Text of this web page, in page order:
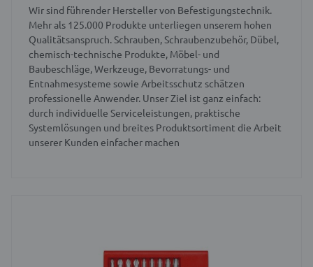
Wir sind führender Hersteller von Befestigungstechnik.
Mehr als 125.000 Produkte unterliegen unserem hohen
Qualitätsanspruch. Schrauben, Schraubenzubehör, Dübel,
chemisch-technische Produkte, Möbel- und
Baubeschläge, Werkzeuge, Bevorratungs- und
Entnahmesysteme sowie Arbeitsschutz schätzen
professionelle Anwender. Unser Ziel ist ganz einfach:
durch individuelle Serviceleistungen, praktische
Systemlösungen und breites Produktsortiment die Arbeit
unserer Kunden einfacher machen